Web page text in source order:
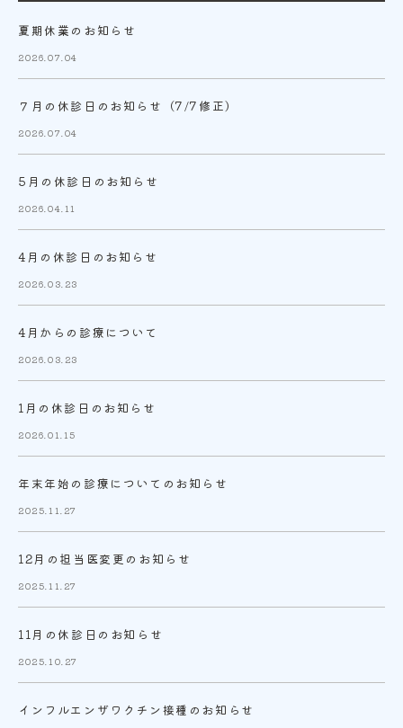
夏期休業のお知らせ
2026.07.04
７月の休診日のお知らせ（7/7修正）
2026.07.04
5月の休診日のお知らせ
2026.04.11
4月の休診日のお知らせ
2026.03.23
4月からの診療について
2026.03.23
1月の休診日のお知らせ
2026.01.15
年末年始の診療についてのお知らせ
2025.11.27
12月の担当医変更のお知らせ
2025.11.27
11月の休診日のお知らせ
2025.10.27
インフルエンザワクチン接種のお知らせ